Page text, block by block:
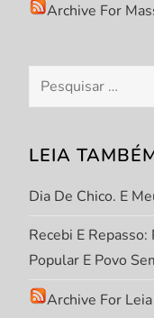
P
o
s
t
Archive For
Pesquisar
por:
LEIA
Dia De Chico. E
Recebi E
Popular E Povo
Archive For